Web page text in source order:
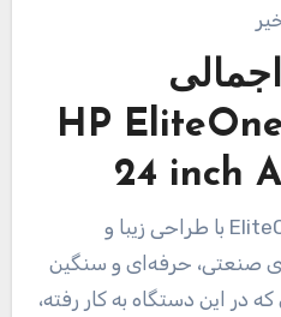
HP
24 inch
صنعتی، حرفه‌ای و سنگین
این دستگاه به کار رفته،